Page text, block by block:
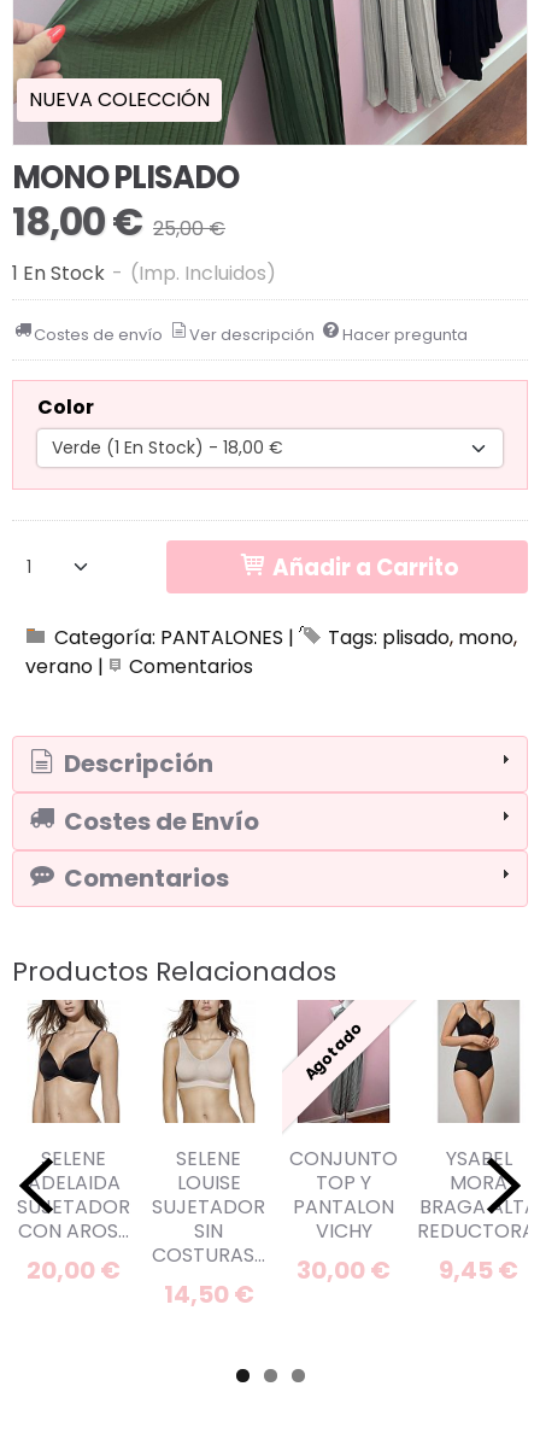
NUEVA COLECCIÓN
MONO PLISADO
18,00 € 25,00 €
1 En Stock - (Imp. Incluidos)
Costes de envío Ver descripción Hacer pregunta
Color
Añadir a Carrito
Categoría: PANTALONES | Tags: plisado mono
verano | Comentarios
Descripción
Costes de Envío
Comentarios
Productos Relacionados
SELENE
ADELAIDA
SUJETADOR
CON AROS...
20,00 €
SELENE
LOUISE
SUJETADOR
SIN
COSTURAS...
14,50 €
Agotado
CONJUNTO
TOP Y
PANTALON
VICHY
30,00 €
YSABEL
MORA
BRAGA ALTA
9,45 €